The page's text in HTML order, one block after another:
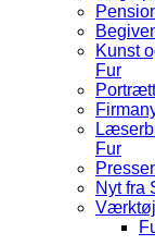
Kunst
Fur
Fur
Nyt fra